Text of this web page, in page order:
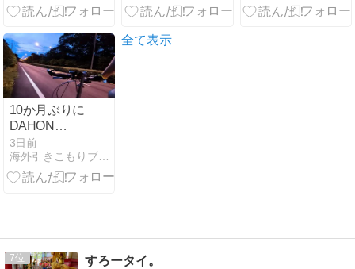
章)
かつ 一
ニュースクロ
10か月ぶりに
DAHON
Boardwalkで
朝チャリ。パ
ンクと変速不
3日前
海外引きこもりブログ（ピサヌロークに居座る）
全て表示
7 すろータイ。